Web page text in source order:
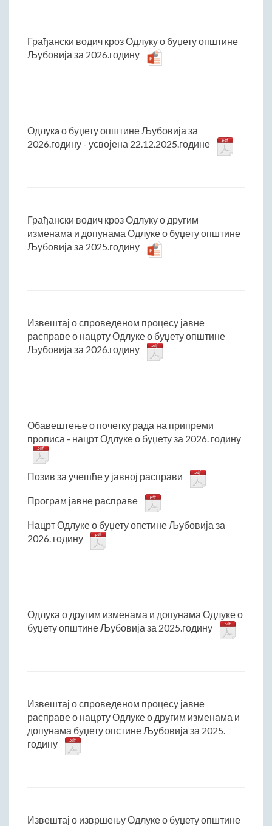
Грађански водич кроз Одлуку о буџету општине
Љубовија за 2026.годину
Одлукa о буџету општине Љубовија за
2026.годину - усвојена 22.12.2025.године
Грађански водич кроз Одлуку о другим
изменама и допунама Одлуке о буџету општине
Љубовија за 2025.годину
Извештај о спроведеном процесу јавне
расправе о нацрту Одлуке о буџету општине
Љубовија за 2026.годину
Обавештење о почетку рада на припреми
прописа - нацрт Одлуке о буџету за 2026. годину
Позив за учешће у јавној расправи
Програм јавне расправе
Нацрт Одлуке о буџету опстине Љубовија за
2026. годину
Одлука о другим изменама и допунама Одлуке о
буџету општине Љубовија за 2025.годину
Извештај о спроведеном процесу јавне
расправе о нацрту Одлуке о другим изменама и
допунама буџету опстине Љубовија за 2025.
годину
Извештај о извршењу Одлуке о буџету општине